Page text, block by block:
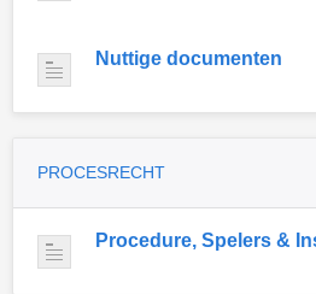
Nuttige documenten
PROCESRECHT
Procedure, Spelers &